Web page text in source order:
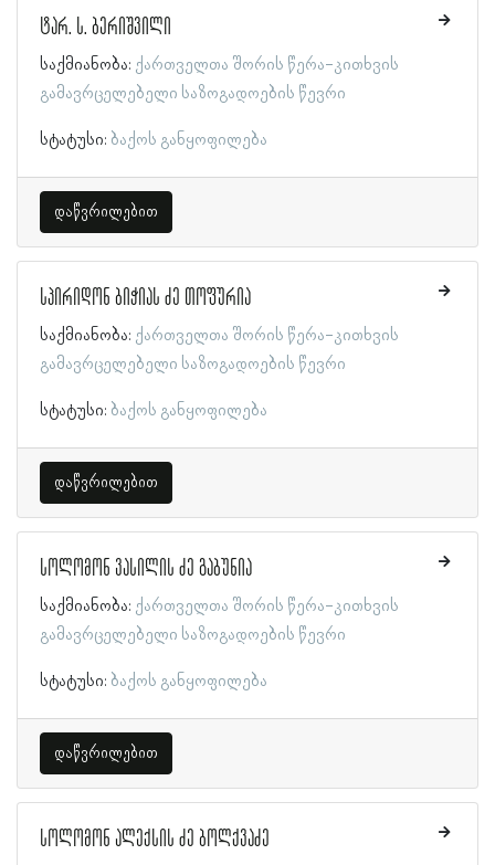
ტარ. ს. ბერიშვილი
საქმიანობა: ქართველთა შორის წერა-კითხვის
გამავრცელებელი საზოგადოების წევრი
სტატუსი: ბაქოს განყოფილება
დაწვრილებით
სპირიდონ ბიჭიას ძე თოფურია
საქმიანობა: ქართველთა შორის წერა-კითხვის
გამავრცელებელი საზოგადოების წევრი
სტატუსი: ბაქოს განყოფილება
დაწვრილებით
სოლომონ ვასილის ძე გაბუნია
საქმიანობა: ქართველთა შორის წერა-კითხვის
გამავრცელებელი საზოგადოების წევრი
სტატუსი: ბაქოს განყოფილება
დაწვრილებით
სოლომონ ალექსის ძე ბოლქვაძე